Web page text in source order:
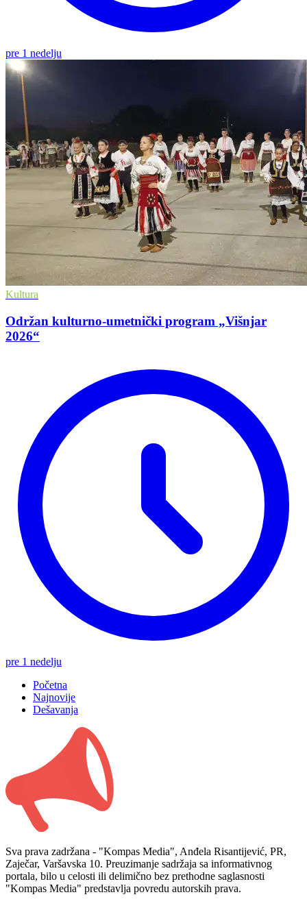
pre 1 nedelju
Kultura
Održan kulturno-umetnički program „Višnjar
2026“
pre 1 nedelju
Početna
Najnovije
Dešavanja
Sva prava zadržana - "Kompas Media", Anđela Risantijević, PR,
Zaječar, Varšavska 10. Preuzimanje sadržaja sa informativnog
portala, bilo u celosti ili delimično bez prethodne saglasnosti
"Kompas Media" predstavlja povredu autorskih prava.